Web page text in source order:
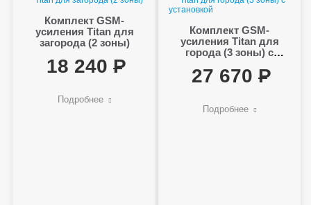
Комплект GSM-
усиления Titan для
загорода (2 зоны)
18 240
Подробнее
Комплект GSM-
усиления Titan для
города (3 зоны) с
27 670
Подробнее